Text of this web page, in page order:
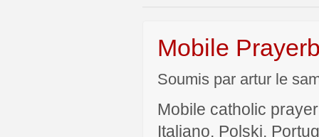
Mobile
Soumis par artur le
Mobile catholic
Italiano, Polski,